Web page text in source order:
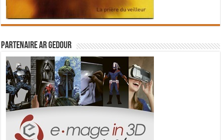
Partenaire Ar Gedour